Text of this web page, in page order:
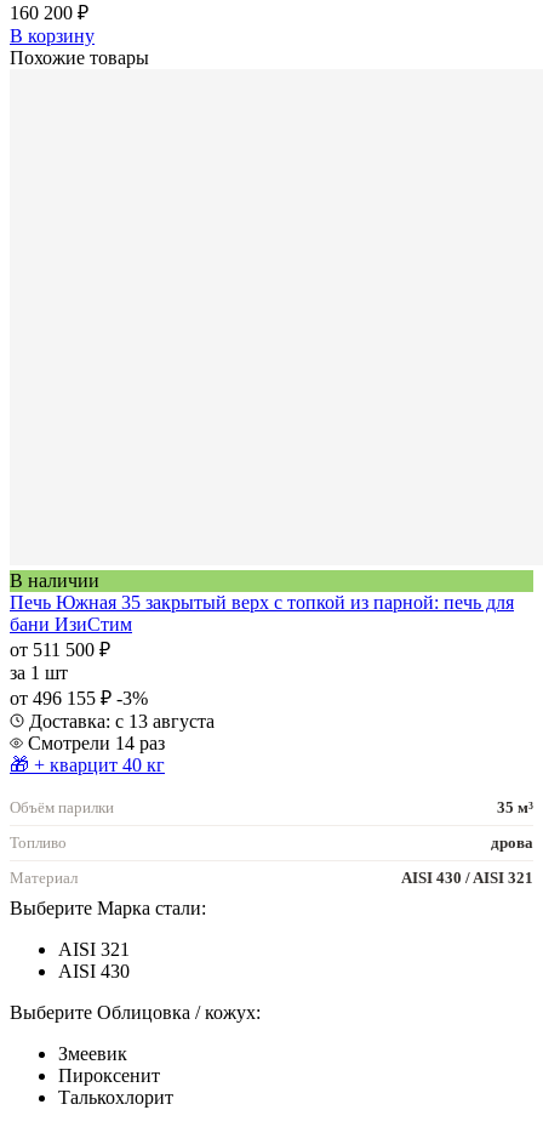
160 200 ₽
В корзину
Похожие товары
В наличии
Печь Южная 35 закрытый верх с топкой из парной: печь для
бани ИзиСтим
от 511 500 ₽
за 1 шт
от 496 155 ₽ -3%
Доставка: с 13 августа
Смотрели 14 раз
🎁 + кварцит 40 кг
Объём парилки
35 м³
Топливо
дрова
Материал
AISI 430 / AISI 321
Выберите Марка стали:
AISI 321
AISI 430
Выберите Облицовка / кожух:
Змеевик
Пироксенит
Талькохлорит